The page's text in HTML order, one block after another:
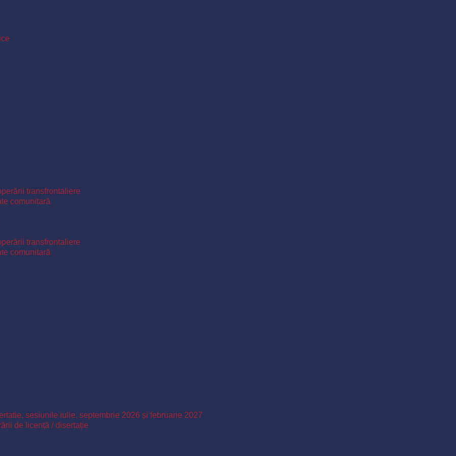
transfrontaliere
comunitară
sesiunile iulie, septembrie 2026 și februarie 2027
de licență / disertație
transfrontaliere
comunitară